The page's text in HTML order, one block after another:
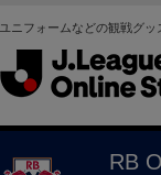
ユニフォームなどの観戦グ
RB